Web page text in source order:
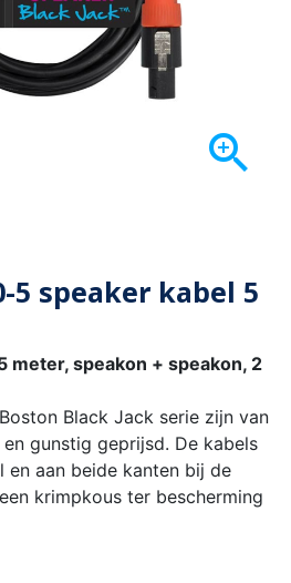

5 speaker kabel 5
meter, speakon + speakon, 2
Black Jack serie zijn van
gunstig geprijsd. De kabels
en aan beide kanten bij de
krimpkous ter bescherming